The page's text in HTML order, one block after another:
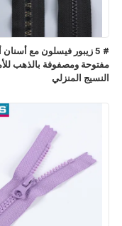
# 5 زيبور فيسلون مع
مفتوحة ومصفوفة بالذهب
النسيج المنزلي